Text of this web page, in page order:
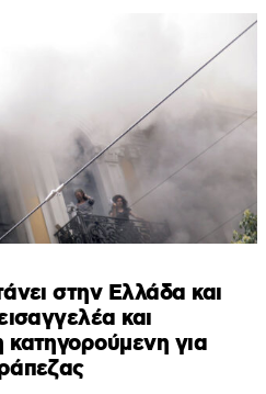
στην Ελλάδα και
και
για